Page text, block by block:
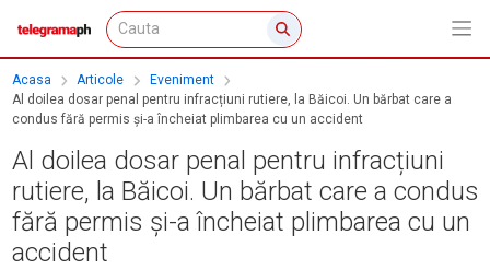
Acasa Articole
Eveniment
Al doilea dosar penal pentru infracțiuni rutiere, la Băicoi. Un bărbat care a
condus fără permis și-a încheiat plimbarea cu un accident
Al doilea dosar penal pentru infracțiuni
rutiere, la Băicoi. Un bărbat care a condus
fără permis și-a încheiat plimbarea cu un
accident